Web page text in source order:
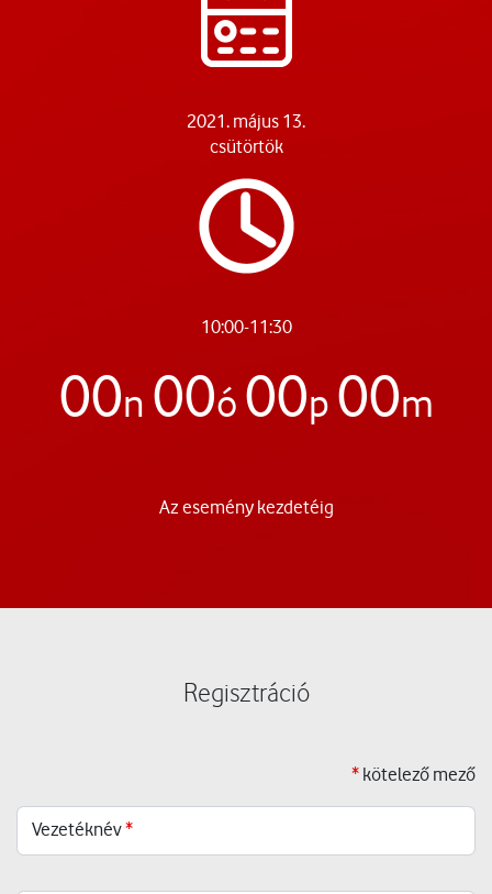
2021. május 13.
csütörtök
10:00-11:30
00n 00ó 00p 00m
Az esemény kezdetéig
Regisztráció
* kötelező mező
Vezetéknév*